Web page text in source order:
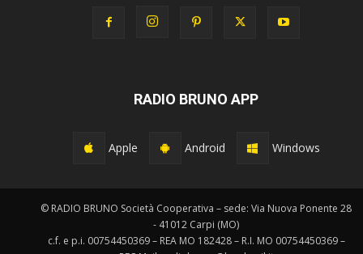
RADIO BRUNO APP
Apple Android Windows
© RADIO BRUNO Società Cooperativa – sede: Via Nuova Ponente 28
- 41012 Carpi (MO)
c.f. e p.i. 00754450369 – REA MO 182428 – R.I. MO 00754450369 –